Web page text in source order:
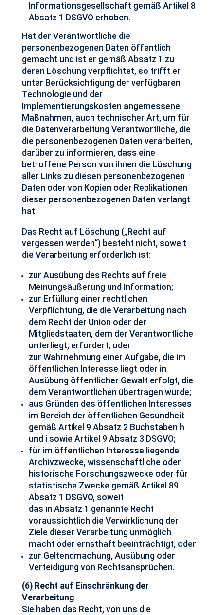
Informationsgesellschaft gemäß Artikel 8
Absatz 1 DSGVO erhoben.
Hat der Verantwortliche die
personenbezogenen Daten öffentlich
gemacht und ist er gemäß Absatz 1 zu
deren Löschung verpflichtet, so trifft er
unter Berücksichtigung der verfügbaren
Technologie und der
Implementierungskosten angemessene
Maßnahmen, auch technischer Art, um für
die Datenverarbeitung Verantwortliche, die
die personenbezogenen Daten verarbeiten,
darüber zu informieren, dass eine
betroffene Person von ihnen die Löschung
aller Links zu diesen personenbezogenen
Daten oder von Kopien oder Replikationen
dieser personenbezogenen Daten verlangt
hat.
Das Recht auf Löschung („Recht auf
vergessen werden“) besteht nicht, soweit
die Verarbeitung erforderlich ist:
zur Ausübung des Rechts auf freie
Meinungsäußerung und Information;
zur Erfüllung einer rechtlichen
Verpflichtung, die die Verarbeitung nach
dem Recht der Union oder der
Mitgliedstaaten, dem der Verantwortliche
unterliegt, erfordert, oder
zur Wahrnehmung einer Aufgabe, die im
öffentlichen Interesse liegt oder in
Ausübung öffentlicher Gewalt erfolgt, die
dem Verantwortlichen übertragen wurde;
aus Gründen des öffentlichen Interesses
im Bereich der öffentlichen Gesundheit
gemäß Artikel 9 Absatz 2 Buchstaben h
und i sowie Artikel 9 Absatz 3 DSGVO;
für im öffentlichen Interesse liegende
Archivzwecke, wissenschaftliche oder
historische Forschungszwecke oder für
statistische Zwecke gemäß Artikel 89
Absatz 1 DSGVO, soweit
das in Absatz 1 genannte Recht
voraussichtlich die Verwirklichung der
Ziele dieser Verarbeitung unmöglich
macht oder ernsthaft beeinträchtigt, oder
zur Geltendmachung, Ausübung oder
Verteidigung von Rechtsansprüchen.
(6) Recht auf Einschränkung der
Verarbeitung
Sie haben das Recht, von uns die